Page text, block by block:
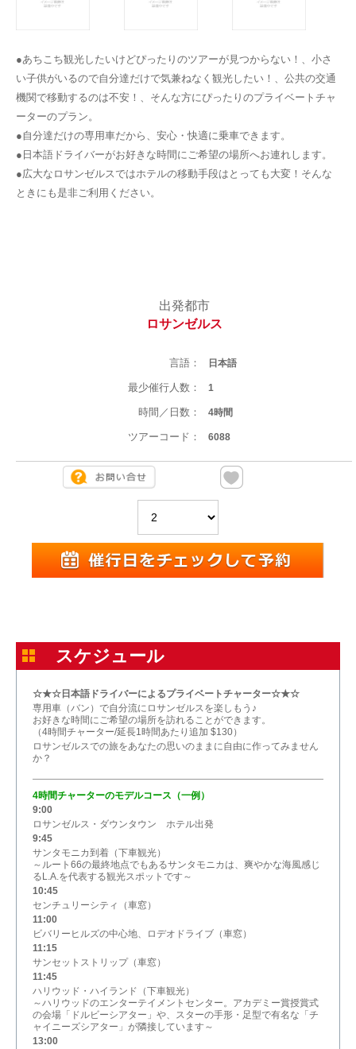
●あちこち観光したいけどぴったりのツアーが見つからない！、小さ
い子供がいるので自分達だけで気兼ねなく観光したい！、公共の交通
機関で移動するのは不安！、そんな方にぴったりのプライベートチャ
ーターのプラン。
●自分達だけの専用車だから、安心・快適に乗車できます。
●日本語ドライバーがお好きな時間にご希望の場所へお連れします。
●広大なロサンゼルスではホテルの移動手段はとっても大変！そんな
ときにも是非ご利用ください。
出発都市
ロサンゼルス
言語： 日本語
最少催行人数： 1
時間／日数： 4時間
ツアーコード： 6088
スケジュール
☆★☆日本語ドライバーによるプライベートチャーター☆★☆
専用車（バン）で自分流にロサンゼルスを楽しもう♪
お好きな時間にご希望の場所を訪れることができます。
（4時間チャーター/延長1時間あたり追加 $130）
ロサンゼルスでの旅をあなたの思いのままに自由に作ってみません
か？
4時間チャーターのモデルコース（一例）
9:00
ロサンゼルス・ダウンタウン ホテル出発
9:45
サンタモニカ到着（下車観光）
～ルート66の最終地点でもあるサンタモニカは、爽やかな海風感じ
るL.A.を代表する観光スポットです～
10:45
センチュリーシティ（車窓）
11:00
ビバリーヒルズの中心地、ロデオドライブ（車窓）
11:15
サンセットストリップ（車窓）
11:45
ハリウッド・ハイランド（下車観光）
～ハリウッドのエンターテイメントセンター。アカデミー賞授賞式
の会場「ドルビーシアター」や、スターの手形・足型で有名な「チ
ャイニーズシアター」が隣接しています～
13:00